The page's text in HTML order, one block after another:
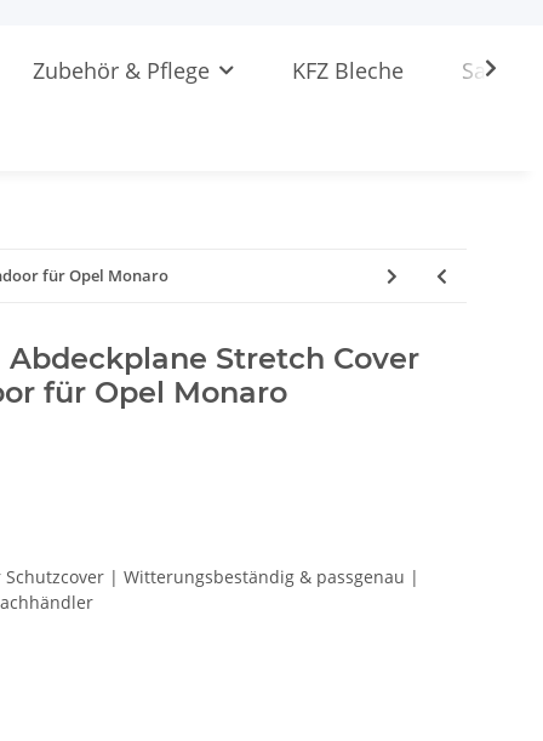
Zubehör & Pflege KFZ Bleche
für Opel Monaro
Stretch Cover
für Opel Monaro
| Witterungsbeständig & passgenau |